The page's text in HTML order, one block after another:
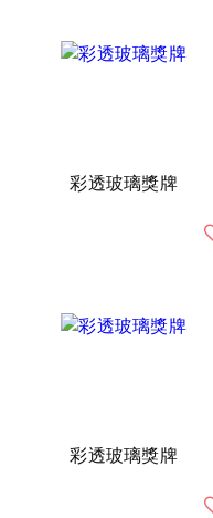
彩透玻璃獎牌
彩透玻璃獎牌